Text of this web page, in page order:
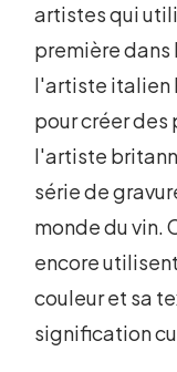
artistes qui
première dans
l'artiste italien
pour créer des
l'artiste
série de
monde du vin.
encore
couleur et sa
signification